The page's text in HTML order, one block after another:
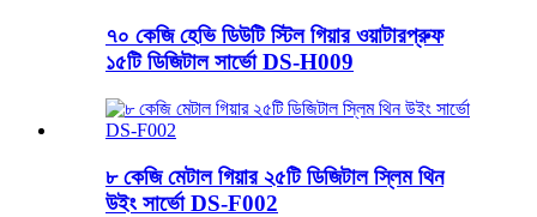
৭০ কেজি হেভি ডিউটি ​​স্টিল গিয়ার ওয়াটারপ্রুফ
১৫টি ডিজিটাল সার্ভো DS-H009
৮ কেজি মেটাল গিয়ার ২৫টি ডিজিটাল স্লিম থিন
উইং সার্ভো DS-F002